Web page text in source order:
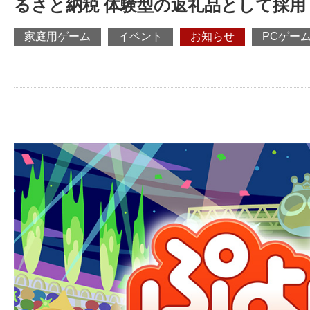
るさと納税 体験型の返礼品として採用
家庭用ゲーム イベント お知らせ PCゲー